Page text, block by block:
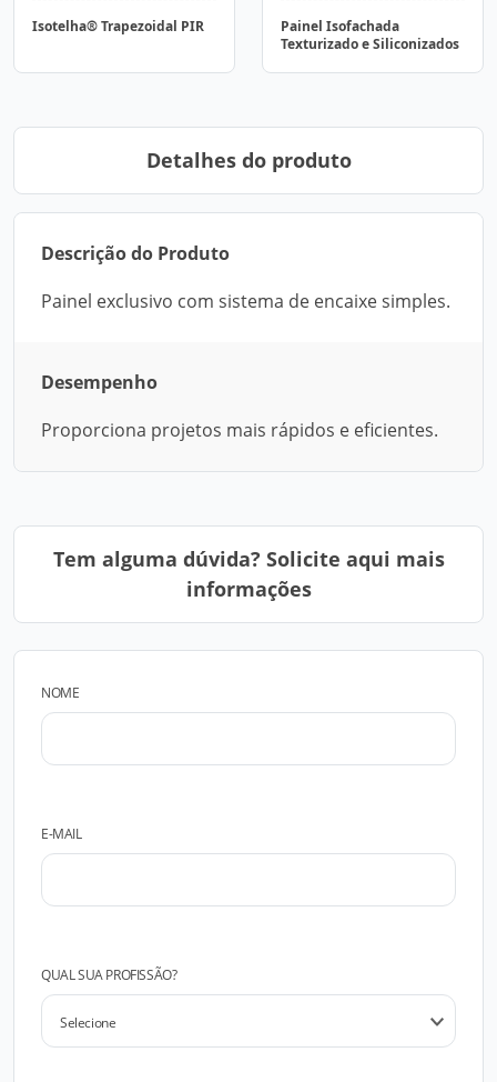
Isotelha® Trapezoidal PIR
Painel Isofachada
Texturizado e Siliconizados
Detalhes do produto
Descrição do Produto
Painel exclusivo com sistema de encaixe simples.
Desempenho
Proporciona projetos mais rápidos e eficientes.
Tem alguma dúvida? Solicite aqui mais
informações
NOME
E-MAIL
QUAL SUA PROFISSÃO?